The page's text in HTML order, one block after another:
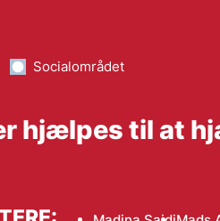
Socialområdet
hjælpes til at